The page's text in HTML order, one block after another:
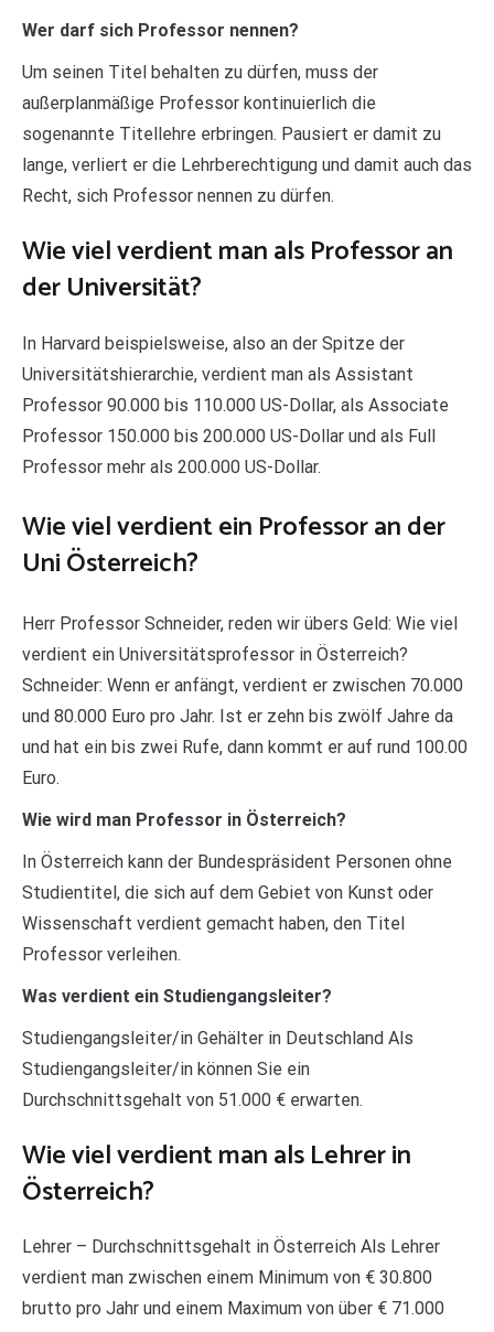
Wer darf sich Professor nennen?
Um seinen Titel behalten zu dürfen, muss der
außerplanmäßige Professor kontinuierlich die
sogenannte Titellehre erbringen. Pausiert er damit zu
lange, verliert er die Lehrberechtigung und damit auch das
Recht, sich Professor nennen zu dürfen.
Wie viel verdient man als Professor an
der Universität?
In Harvard beispielsweise, also an der Spitze der
Universitätshierarchie, verdient man als Assistant
Professor 90.000 bis 110.000 US-Dollar, als Associate
Professor 150.000 bis 200.000 US-Dollar und als Full
Professor mehr als 200.000 US-Dollar.
Wie viel verdient ein Professor an der
Uni Österreich?
Herr Professor Schneider, reden wir übers Geld: Wie viel
verdient ein Universitätsprofessor in Österreich?
Schneider: Wenn er anfängt, verdient er zwischen 70.000
und 80.000 Euro pro Jahr. Ist er zehn bis zwölf Jahre da
und hat ein bis zwei Rufe, dann kommt er auf rund 100.00
Euro.
Wie wird man Professor in Österreich?
In Österreich kann der Bundespräsident Personen ohne
Studientitel, die sich auf dem Gebiet von Kunst oder
Wissenschaft verdient gemacht haben, den Titel
Professor verleihen.
Was verdient ein Studiengangsleiter?
Studiengangsleiter/in Gehälter in Deutschland Als
Studiengangsleiter/in können Sie ein
Durchschnittsgehalt von 51.000 € erwarten.
Wie viel verdient man als Lehrer in
Österreich?
Lehrer – Durchschnittsgehalt in Österreich Als Lehrer
verdient man zwischen einem Minimum von € 30.800
brutto pro Jahr und einem Maximum von über € 71.000